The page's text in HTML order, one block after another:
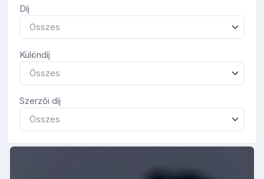
Díj
Összes
Különdíj
Összes
Szerzői díj
Összes